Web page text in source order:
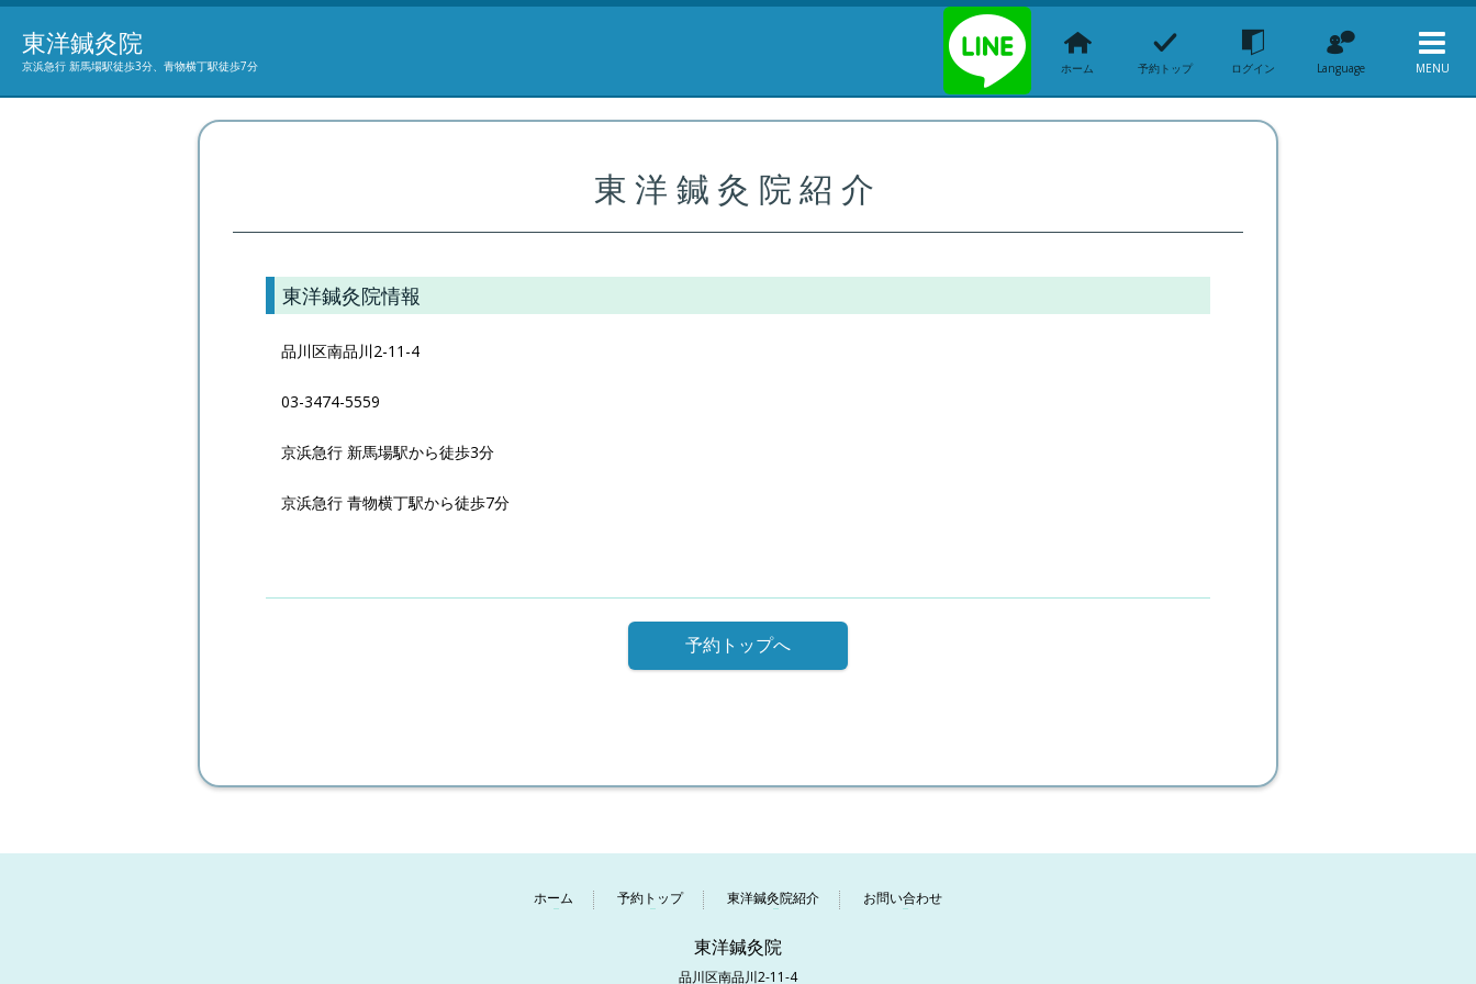
東洋鍼灸院
京浜急行 新馬場駅徒歩3分、青物横丁駅徒歩7分 ホーム 予約トップ ログイン Language MENU
東洋鍼灸院紹介
東洋鍼灸院情報
品川区南品川2-11-4
03-3474-5559
京浜急行 新馬場駅から徒歩3分
京浜急行 青物横丁駅から徒歩7分
予約トップへ
ホーム 予約トップ 東洋鍼灸院紹介 お問い合わせ
東洋鍼灸院
品川区南品川2-11-4